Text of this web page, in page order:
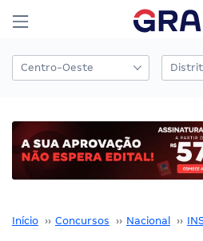
Início ›› Concursos ›› Nacional ››